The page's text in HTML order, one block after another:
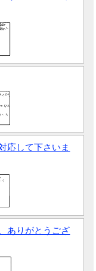
応して下さいま
ありがとうござ